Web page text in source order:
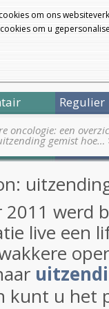
om ons
cookies om u
Regulier
oncologie: een
gemist hoe…
werd
live een
kunt u het